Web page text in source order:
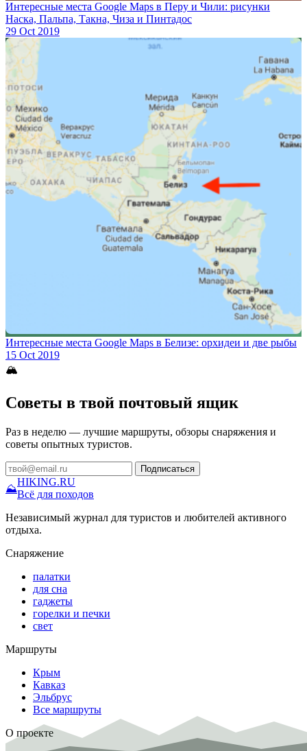
Интересные места Google Maps в Перу и Чили: рисунки
Наска, Пальпа, Такна, Чиза и Пинтадос
29 Oct 2019
Интересные места Google Maps в Белизе: орхидеи и две рыбы
15 Oct 2019
🏔
Советы в твой почтовый ящик
Раз в неделю — лучшие маршруты, обзоры снаряжения и
советы опытных туристов.
Подписаться
⛰
HIKING.RU
Всё для походов
Независимый журнал для туристов и любителей активного
отдыха.
Снаряжение
палатки
для сна
гаджеты
горелки и печки
свет
Маршруты
Крым
Кавказ
Эльбрус
Все маршруты
О проекте